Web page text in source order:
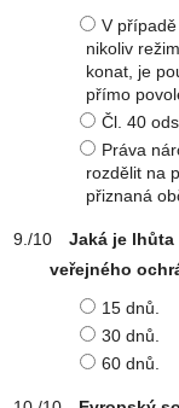
V
nikoliv
konat, je
přímo
Čl. 40
Práva
rozdělit na
přiznaná
Jaká je
veřejného
15 dnů.
30 dnů.
60 dnů.